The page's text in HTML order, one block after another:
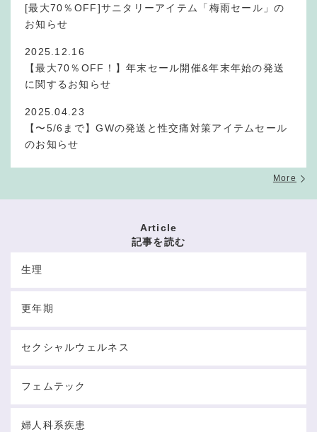
[最大70％OFF]サニタリーアイテム「梅雨セール」の
お知らせ
2025.12.16
【最大70％OFF！】年末セール開催&年末年始の発送
に関するお知らせ
2025.04.23
【〜5/6まで】GWの発送と性交痛対策アイテムセール
のお知らせ
More
Article
記事を読む
生理
更年期
セクシャルウェルネス
フェムテック
婦人科系疾患